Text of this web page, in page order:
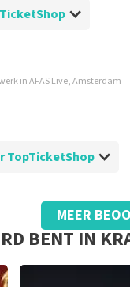
TE MERKEN WAT MIJ
in AFAS Live, Amsterdam
TopTicketShop
MEER
BENT IN